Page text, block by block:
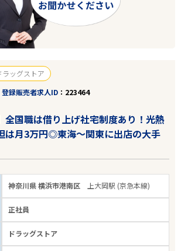
ラッグストア
登録販売者求人ID 223464
全国職は借り上げ社宅制度あり！光熱
は月3万円◎東海～関東に出店の大手
神奈川県 横浜市港南区 上大岡駅 (京急本線)
正社員
ドラッグストア